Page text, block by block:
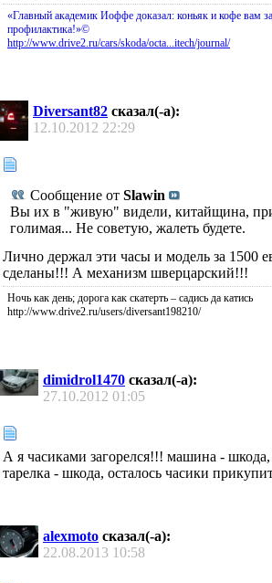
«Главный академик Иоффе доказал: коньяк и кофе вам
профилактика!»©
http://www.drive2.ru/cars/skoda/octa...itech/journal/
Diversant82 сказал(-а):
12.10.2012 22:29
Сообщение от Slawin
Вы их в "живую" видели, китайщина,
голимая... Не советую, жалеть будете.
Лично держал эти часы и модель за 1500
сделаны!!! А механизм шверцарский!!!
Ночь как день; дорога как скатерть – садись да катись
http://www.drive2.ru/users/diversant198210/
dimidrol1470 сказал(-а):
27.10.2012 01:05
А я часиками загорелся!!! машина -
тарелка - шкода, осталось часики
alexmoto сказал(-а):
22.08.2013 10:58